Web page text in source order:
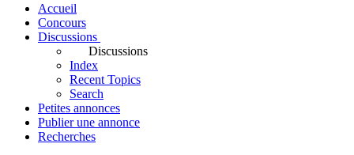
Accueil
Concours
Discussions
Discussions
Index
Recent Topics
Search
Petites annonces
Publier une annonce
Recherches